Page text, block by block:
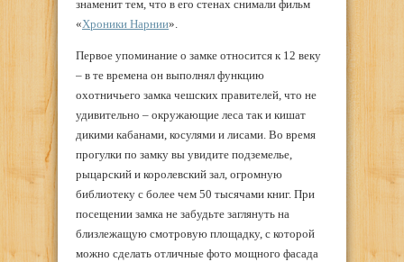
знаменит тем, что в его стенах снимали фильм
«Хроники Нарнии».
Первое упоминание о замке относится к 12 веку
– в те времена он выполнял функцию
охотничьего замка чешских правителей, что не
удивительно – окружающие леса так и кишат
дикими кабанами, косулями и лисами. Во время
прогулки по замку вы увидите подземелье,
рыцарский и королевский зал, огромную
библиотеку с более чем 50 тысячами книг. При
посещении замка не забудьте заглянуть на
близлежащую смотровую площадку, с которой
можно сделать отличные фото мощного фасада